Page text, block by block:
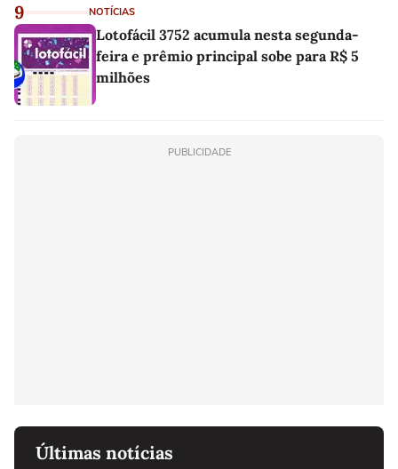
9 NOTÍCIAS
Lotofácil 3752 acumula nesta segunda-
feira e prêmio principal sobe para R$ 5
milhões
PUBLICIDADE
Últimas notícias